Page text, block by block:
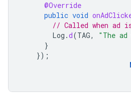
@Override
public void
// Called when ad
Log .d(TAG, "The
}
});